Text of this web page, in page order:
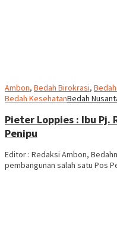
Ambon, Bedah Birokrasi,
Bedah KesehatanBedah
Pieter Loppies : Ibu Pj.
Penipu
Editor : Redaksi Ambon,
pembangunan salah satu Pos